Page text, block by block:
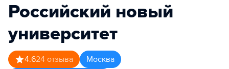
Российский новый
университет
4.624 отзыва
Москва